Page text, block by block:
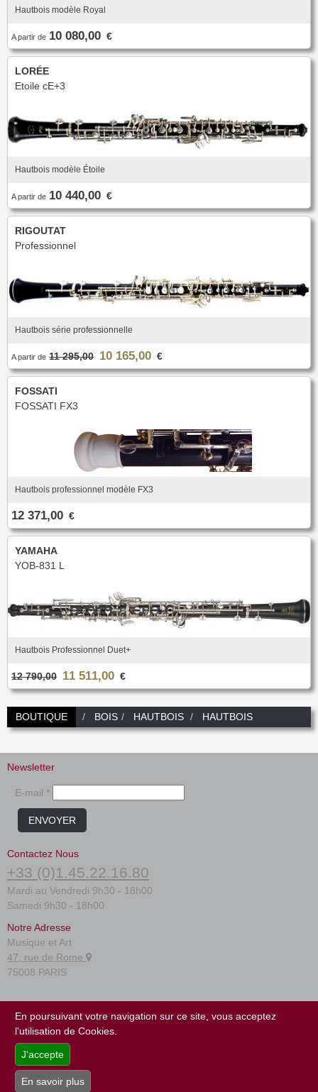
Hautbois modèle Royal
A partir de 10 080,00 €
LORÉE
Etoile cE+3
Hautbois modèle Étoile
A partir de 10 440,00 €
RIGOUTAT
Professionnel
Hautbois série professionnelle
A partir de 11 295,00 10 165,00 €
FOSSATI
FOSSATI FX3
Hautbois professionnel modèle FX3
12 371,00 €
YAMAHA
YOB-831 L
Hautbois Professionnel Duet+
12 790,00 11 511,00 €
BOUTIQUE BOIS HAUTBOIS HAUTBOIS
En poursuivant votre navigation sur ce site, vous acceptez
l'utilisation de Cookies.
J'accepte
En savoir plus
Newsletter
E-mail *
ENVOYER
Contactez Nous
+33 (0)1.45.22.16.80
Mardi au Vendredi 9h30 - 18h00
Samedi 9h30 - 18h00
Notre Adresse
Musique et Art
47, rue de Rome
75008 PARIS
Conditions générales